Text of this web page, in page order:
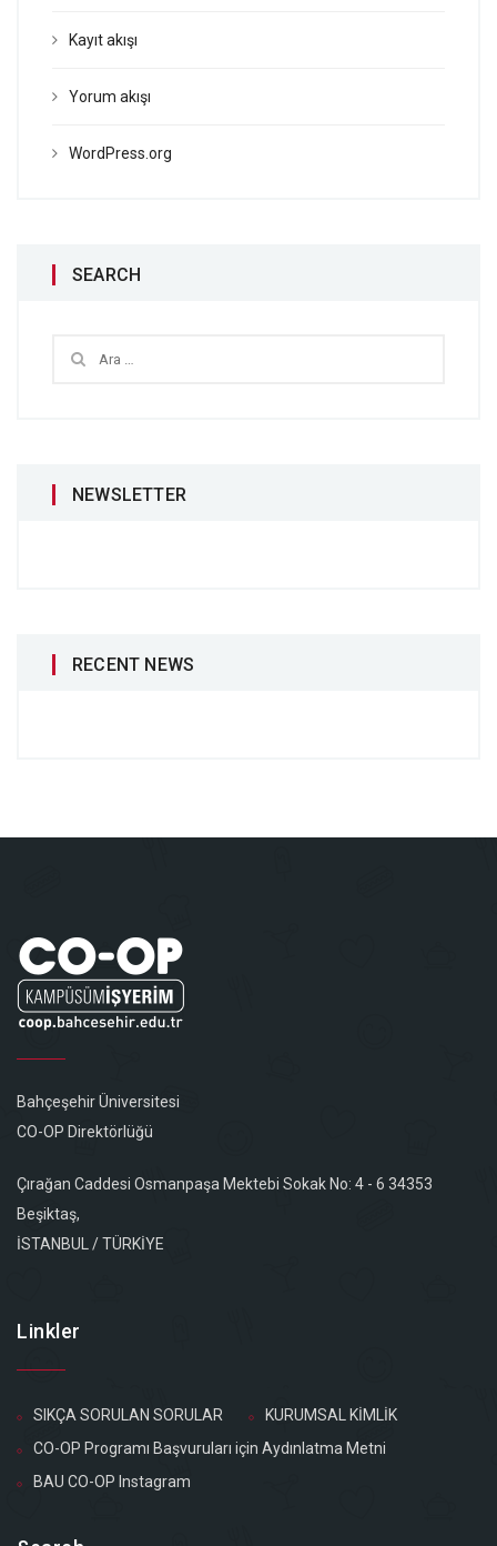
Kayıt akışı
Yorum akışı
WordPress.org
SEARCH
NEWSLETTER
RECENT NEWS
Bahçeşehir Üniversitesi
CO-OP Direktörlüğü
Çırağan Caddesi Osmanpaşa Mektebi Sokak No: 4 - 6 34353
Beşiktaş,
İSTANBUL / TÜRKİYE
Linkler
SIKÇA SORULAN SORULAR
KURUMSAL KİMLİK
CO-OP Programı Başvuruları için Aydınlatma Metni
BAU CO-OP Instagram